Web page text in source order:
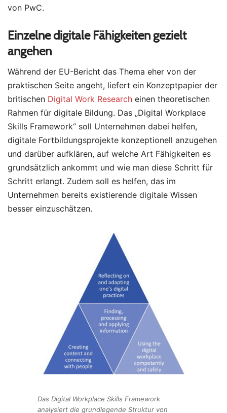
von PwC.
Einzelne digitale Fähigkeiten gezielt
angehen
Während der EU-Bericht das Thema eher von der
praktischen Seite angeht, liefert ein Konzeptpapier der
britischen Digital Work Research einen theoretischen
Rahmen für digitale Bildung. Das „Digital Workplace
Skills Framework“ soll Unternehmen dabei helfen,
digitale Fortbildungsprojekte konzeptionell anzugehen
und darüber aufklären, auf welche Art Fähigkeiten es
grundsätzlich ankommt und wie man diese Schritt für
Schritt erlangt. Zudem soll es helfen, das im
Unternehmen bereits existierende digitale Wissen
besser einzuschätzen.
Das Digital Workplace Skills Framework
analysiert die grundlegende Struktur von